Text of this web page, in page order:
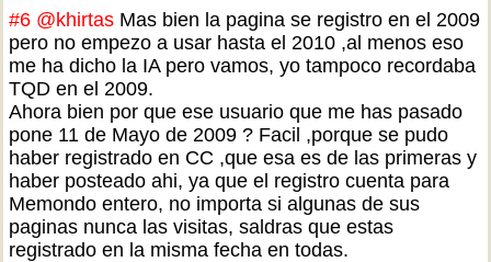
#6 @khirtas Mas bien la pagina se registro en el 2009
pero no empezo a usar hasta el 2010 ,al menos eso
me ha dicho la IA pero vamos, yo tampoco recordaba
TQD en el 2009.
Ahora bien por que ese usuario que me has pasado
pone 11 de Mayo de 2009 ? Facil ,porque se pudo
haber registrado en CC ,que esa es de las primeras y
haber posteado ahi, ya que el registro cuenta para
Memondo entero, no importa si algunas de sus
paginas nunca las visitas, saldras que estas
registrado en la misma fecha en todas.